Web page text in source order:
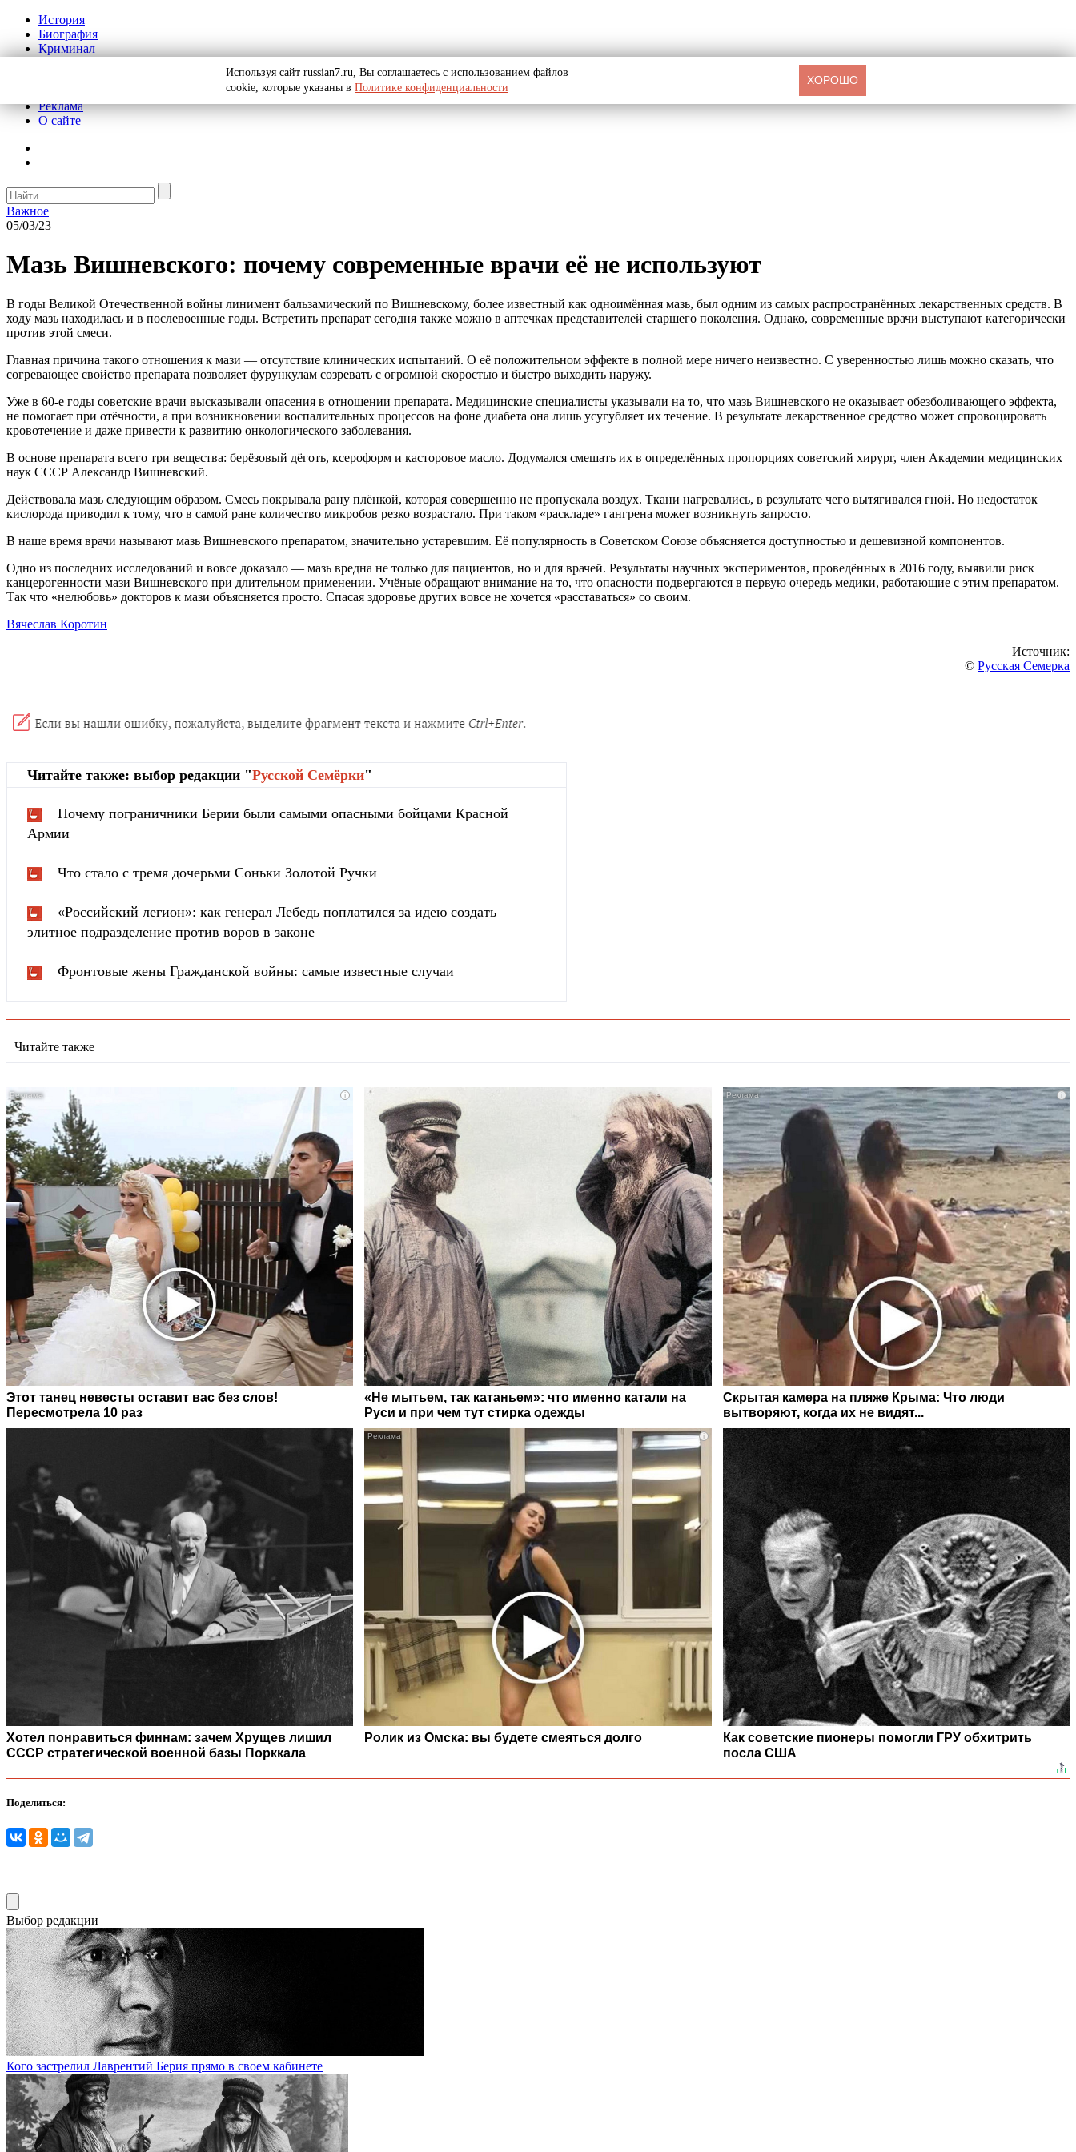
История
Биография
Криминал
Реклама
О сайте
Важное
05/03/23
Мазь Вишневского: почему современные врачи её не используют
В годы Великой Отечественной войны линимент бальзамический по Вишневскому, более известный как одноимëнная мазь, был одним из самых распространённых лекарственных средств. В
ходу мазь находилась и в послевоенные годы. Встретить препарат сегодня также можно в аптечках представителей старшего поколения. Однако, современные врачи выступают категорически
против этой смеси.
Главная причина такого отношения к мази — отсутствие клинических испытаний. О её положительном эффекте в полной мере ничего неизвестно. С уверенностью лишь можно сказать, что
согревающее свойство препарата позволяет фурункулам созревать с огромной скоростью и быстро выходить наружу.
Уже в 60-е годы советские врачи высказывали опасения в отношении препарата. Медицинские специалисты указывали на то, что мазь Вишневского не оказывает обезболивающего эффекта,
не помогает при отëчности, а при возникновении воспалительных процессов на фоне диабета она лишь усугубляет их течение. В результате лекарственное средство может спровоцировать
кровотечение и даже привести к развитию онкологического заболевания.
В основе препарата всего три вещества: берёзовый дёготь, ксероформ и касторовое масло. Додумался смешать их в определённых пропорциях советский хирург, член Академии медицинских
наук СССР Александр Вишневский.
Действовала мазь следующим образом. Смесь покрывала рану плёнкой, которая совершенно не пропускала воздух. Ткани нагревались, в результате чего вытягивался гной. Но недостаток
кислорода приводил к тому, что в самой ране количество микробов резко возрастало. При таком «раскладе» гангрена может возникнуть запросто.
В наше время врачи называют мазь Вишневского препаратом, значительно устаревшим. Еë популярность в Советском Союзе объясняется доступностью и дешевизной компонентов.
Одно из последних исследований и вовсе доказало — мазь вредна не только для пациентов, но и для врачей. Результаты научных экспериментов, проведённых в 2016 году, выявили риск
канцерогенности мази Вишневского при длительном применении. Учёные обращают внимание на то, что опасности подвергаются в первую очередь медики, работающие с этим препаратом.
Так что «нелюбовь» докторов к мази объясняется просто. Спасая здоровье других вовсе не хочется «расставаться» со своим.
Вячеслав Коротин
Источник:
© Русская Семерка
Читайте также: выбор редакции "Русской Cемёрки"
Почему пограничники Берии были самыми опасными бойцами Красной
Армии
Что стало с тремя дочерьми Соньки Золотой Ручки
«Российский легион»: как генерал Лебедь поплатился за идею создать
элитное подразделение против воров в законе
Фронтовые жены Гражданской войны: самые известные случаи
Читайте также
i
Этот танец невесты оставит вас без слов!
Пересмотрела 10 раз
«Не мытьем, так катаньем»: что именно катали на
Руси и при чем тут стирка одежды
i
Скрытая камера на пляже Крыма: Что люди
вытворяют, когда их не видят...
Хотел понравиться финнам: зачем Хрущев лишил
СССР стратегической военной базы Порккала
i
Ролик из Омска: вы будете смеяться долго
Как советские пионеры помогли ГРУ обхитрить
посла США
Поделиться:
Выбор редакции
Кого застрелил Лаврентий Берия прямо в своем кабинете
Используя сайт russian7.ru, Вы соглашаетесь с использованием файлов
cookie, которые указаны в Политике конфиденциальности
ХОРОШО